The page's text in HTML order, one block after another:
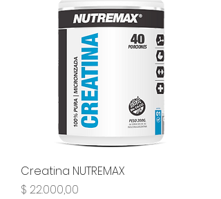
Creatina NUTREMAX
Precio
$ 22.000,00